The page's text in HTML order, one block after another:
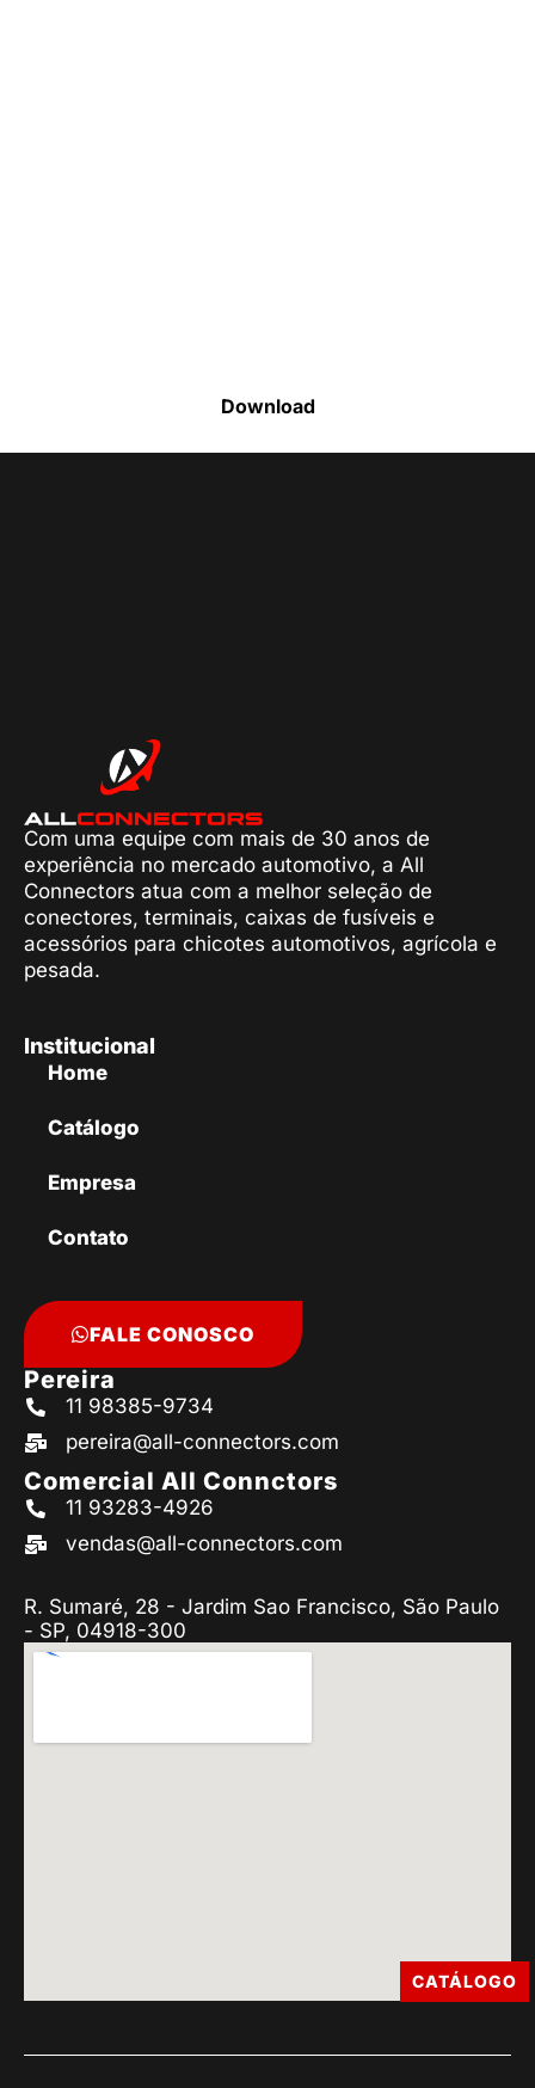
Download
Com uma equipe com mais de 30 anos de
experiência no mercado automotivo, a All
Connectors atua com a melhor seleção de
conectores, terminais, caixas de fusíveis e
acessórios para chicotes automotivos, agrícola e
pesada.
Institucional
Home
Catálogo
Empresa
Contato
FALE CONOSCO
Pereira
11 98385-9734
pereira@all-connectors.com
Comercial All Connctors
11 93283-4926
vendas@all-connectors.com
R. Sumaré, 28 - Jardim Sao Francisco, São Paulo
- SP, 04918-300
CATÁLOGO